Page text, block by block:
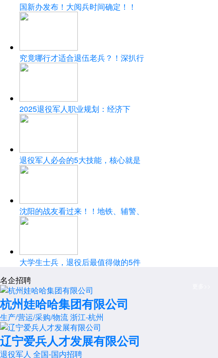
国新办发布！大阅兵时间确定！！
究竟哪行才适合退伍老兵？！深扒行
2025退役军人职业规划：经济下
退役军人必会的5大技能，核心就是
沈阳的战友看过来！！地铁、辅警、
大学生士兵，退役后最值得做的5件
名企招聘
杭州娃哈哈集团有限公司
生产/营运/采购/物流浙江-杭州
辽宁爱兵人才发展有限公司
退役军人 全国-国内招聘